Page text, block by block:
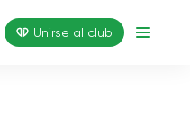
Unirse al club